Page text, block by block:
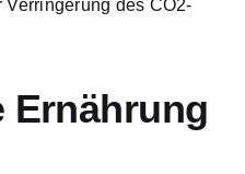
Verringerung des CO2-
Ernährung